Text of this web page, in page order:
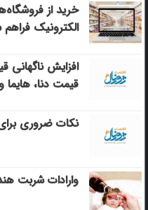
خرید از
الکترونیک فراهم
افزایش
قیمت دنا، هایما و
نکات ضروری
وارادات شربت